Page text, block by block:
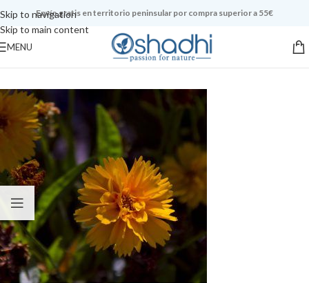
Skip to navigation
Skip to main content
Envío gratis en territorio peninsular por compra superior a 55€
MENU